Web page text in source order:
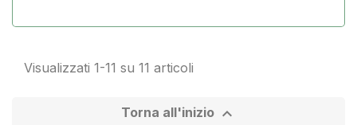
Visualizzati 1-11 su 11 articoli
Torna all'inizio 